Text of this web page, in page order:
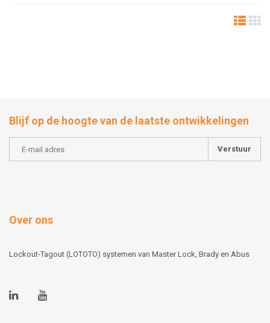
Blijf op de hoogte van de laatste ontwikkelingen
Verstuur
Over ons
Lockout-Tagout (LOTOTO) systemen van Master Lock, Brady en Abus